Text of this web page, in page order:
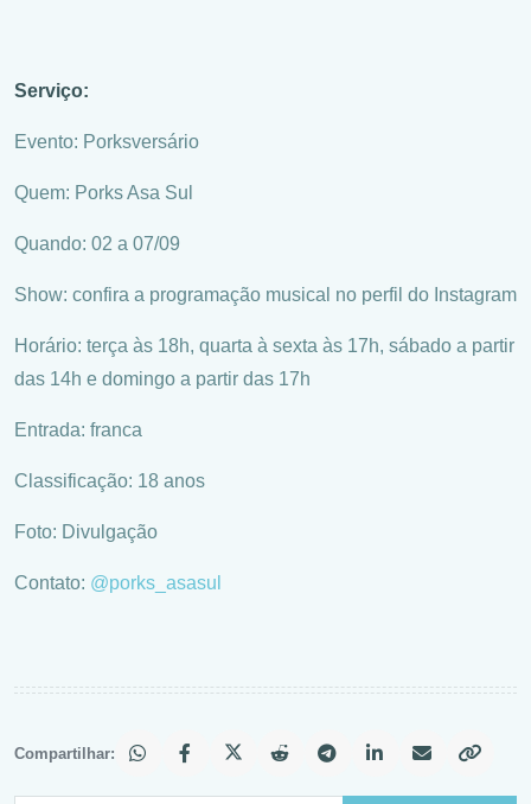
Serviço:
Evento: Porksversário
Quem: Porks Asa Sul
Quando: 02 a 07/09
Show: confira a programação musical no perfil do Instagram
Horário: terça às 18h, quarta à sexta às 17h, sábado a partir
das 14h e domingo a partir das 17h
Entrada: franca
Classificação: 18 anos
Foto: Divulgação
Contato: @porks_asasul
Compartilhar: